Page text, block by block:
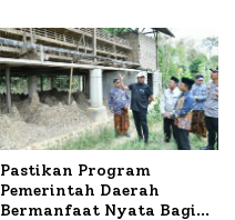
Pastikan Program
Pemerintah Daerah
Bermanfaat Nyata Bagi